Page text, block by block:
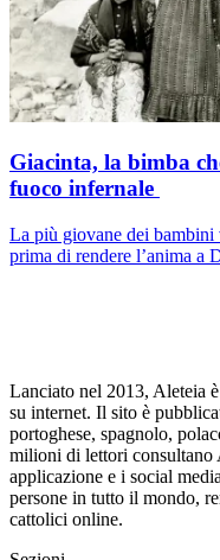
Giacinta, la bimba
fuoco infernale
La più giovane dei
prima di rendere l’anima a
Lanciato nel 2013, Aleteia
su internet. Il sito è
portoghese, spagnolo,
milioni di lettori consultano
applicazione e i social
persone in tutto il mondo,
cattolici online.